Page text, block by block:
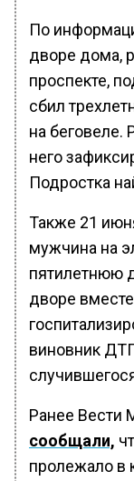
По
дворе дома,
проспекте,
сбил
на беговеле.
него
Подростка
Также 21
мужчина на
пятилетнюю
дворе
виновник
Ранее Вести
сообщали,
пролежало в